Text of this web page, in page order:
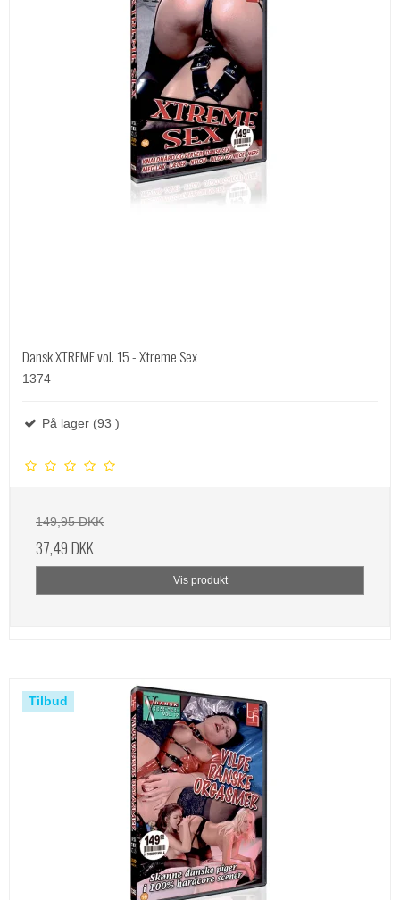
Dansk XTREME vol. 15 - Xtreme Sex
1374
På lager (93 )
149,95 DKK
37,49 DKK
Vis produkt
Tilbud